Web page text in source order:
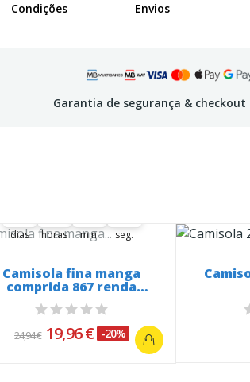
Condições Envios
Garantia de segurança & checkout
dias horas min. seg.
Camisola fina manga
comprida 867 renda
abertura...
24,94 € 19,96 € -20%